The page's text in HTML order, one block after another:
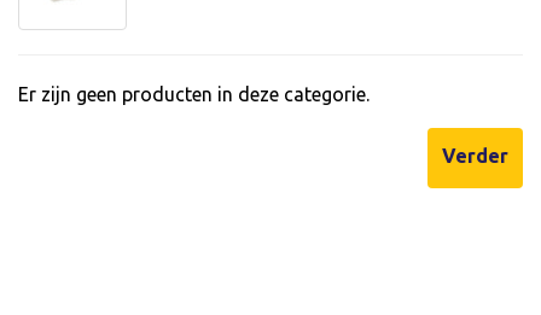
Er zijn geen producten in deze categorie.
Verder